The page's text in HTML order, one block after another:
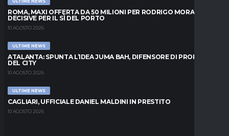
ROMA, MAXI OFFERTA DA 50 MILIONI PER RODRIGO MORA: ORE
DECISIVE PER IL SÌ DEL PORTO
10 AGOSTO 2026
ULTIME NEWS
ATALANTA: SPUNTA L’IDEA JUMA BAH, DIFENSORE DI PROPRIETÀ
DEL CITY
10 AGOSTO 2026
ULTIME NEWS
CAGLIARI, UFFICIALE DANIEL MALDINI IN PRESTITO
10 AGOSTO 2026